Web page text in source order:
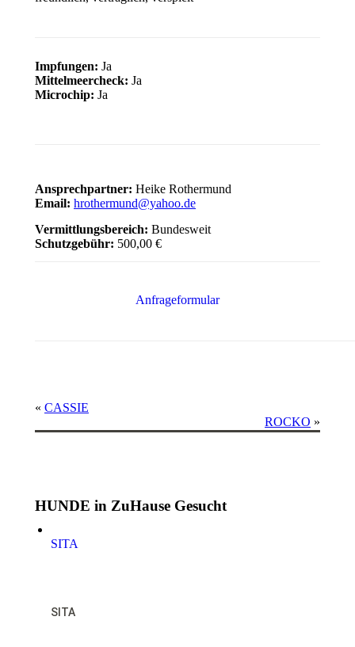
Impfungen: Ja
Mittelmeercheck: Ja
Microchip: Ja
Ansprechpartner: Heike Rothermund
Email: hrothermund@yahoo.de
Vermittlungsbereich: Bundesweit
Schutzgebühr: 500,00 €
Anfrageformular
« CASSIE
ROCKO »
HUNDE in ZuHause Gesucht
SITA
SITA